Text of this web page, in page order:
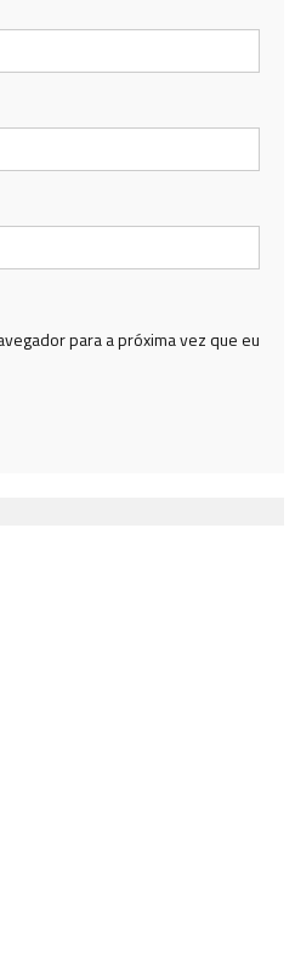
para a próxima vez que eu